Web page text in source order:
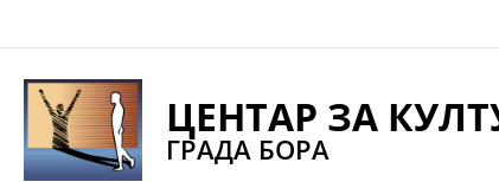
na
sadržaj
ЦЕНТАР ЗА
ГРАДА БОРА